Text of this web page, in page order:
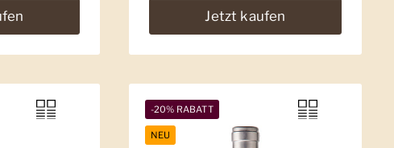
Jetzt kaufen
-20% RABATT
NEU